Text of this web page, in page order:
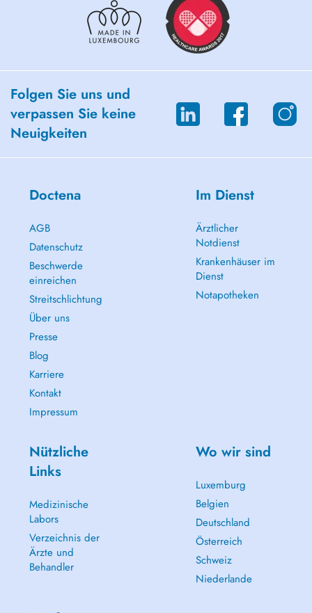
Folgen Sie uns und
verpassen Sie keine
Neuigkeiten
Doctena
AGB
Datenschutz
Beschwerde
einreichen
Streitschlichtung
Über uns
Presse
Blog
Karriere
Kontakt
Impressum
Im Dienst
Ärztlicher
Notdienst
Krankenhäuser im
Dienst
Notapotheken
Nützliche
Links
Medizinische
Labors
Verzeichnis der
Ärzte und
Behandler
Wo wir sind
Luxemburg
Belgien
Deutschland
Österreich
Schweiz
Niederlande